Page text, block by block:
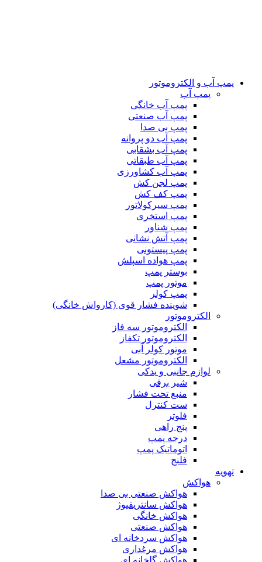
پمپ آب و الکتروموتور
پمپ آب
پمپ آب خانگی
پمپ آب صنعتی
پمپ بی صدا
پمپ آب دو پروانه
پمپ آب بشقابی
پمپ آب طبقاتی
پمپ آب کشاورزی
پمپ لجن کش
پمپ کف کش
پمپ سیرکولاتور
پمپ استخری
پمپ شناور
پمپ آتش نشانی
پمپ پیستونی
پمپ هواده اسپلش
بوستر پمپ
موتور پمپ
پمپ کولر
شوینده فشار قوی (کارواش خانگی)
الکتروموتور
الکتروموتور سه فاز
الکتروموتور تکفاز
موتور کولر آبی
الکتروموتور مشعل
لوازم جانبی و یدکی
شیر برقی
منبع تحت فشار
ست کنترل
فلوتر
پنج راهی
درجه پمپ
اتوماتیک پمپ
فلنج
تهویه
هواکش
هواکش صنعتی بی صدا
هواکش سانتریفیوژ
هواکش خانگی
هواکش صنعتی
هواکش سردخانه ای
هواکش مرغداری
هواکش گلخانه ای